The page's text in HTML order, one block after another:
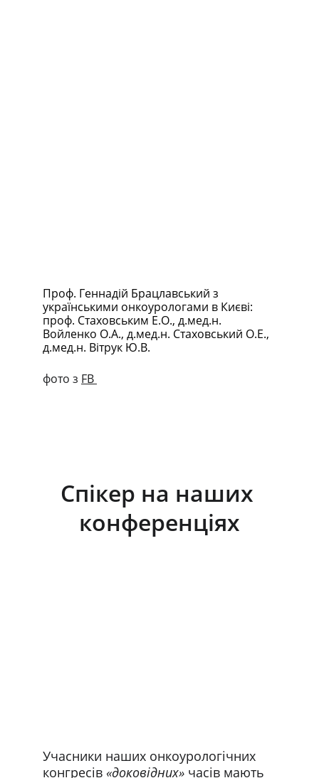
Проф. Геннадій Брацлавський з
українськими онкоурологами в Києві:
проф. Стаховським Е.О., д.мед.н.
Войленко О.А., д.мед.н. Стаховський О.Е.,
д.мед.н. Вітрук Ю.В.
фото з FB
Спікер на наших
конференціях
Учасники наших онкоурологічних
конгресів «доковідних» часів мають